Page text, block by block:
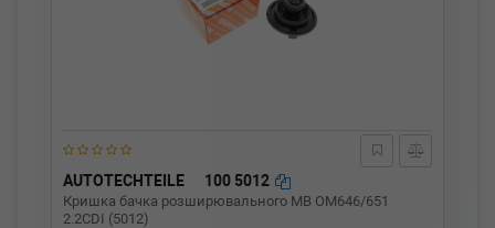
AUTOTECHTEILE 100 5012
Кришка бачка розширювального MB OM646/651
2.2CDI (5012)